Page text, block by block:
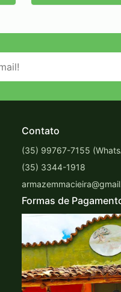
Contato
(35) 99767-7155
(35) 3344-1918
Formas de